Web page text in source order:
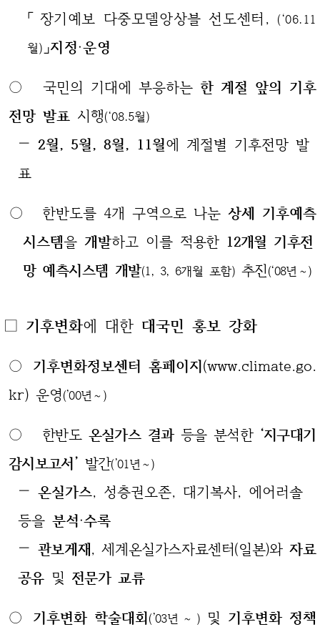
「장기예보 다중모델앙상블 선도센터, (‘06.11
월) 」지정‧운영
○ 국민의 기대에 부응하는 한 계절 앞의 기후
전망 발표시행(‘08.5월)
— 2월, 5월, 8월, 11월에 계절별 기후전망 발
표
○ 한반도를 4개 구역으로 나눈 상세 기후예측
시스템을개발하고 이를 적용한 12개월 기후전
망 예측시스템 개발(1, 3, 6개월 포함)추진(‘08년～)
□ 기후변화에 대한 대국민 홍보 강화
○ 기후변화정보센터 홈페이지(www.climate.go.
kr) 운영(’00년～)
○ 한반도 온실가스 결과등을 분석한 ‘지구대기
감시보고서’ 발간(’01년～)
— 온실가스, 성층권오존, 대기복사, 에어러솔
등을 분석‧수록
— 관보게재, 세계온실가스자료센터(일본)와 자료
공유및 전문가 교류
○ 기후변화 학술대회(’03년～)및 기후변화 정책